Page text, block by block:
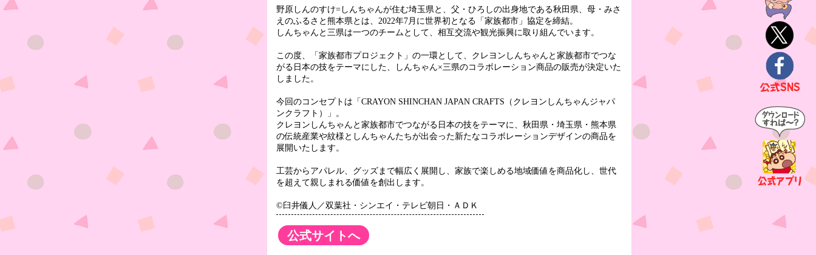
野原しんのすけ=しんちゃんが住む埼玉県と、父・ひろしの出身地である秋田県、母・みさ
えのふるさと熊本県とは、2022年7月に世界初となる「家族都市」協定を締結。
しんちゃんと三県は一つのチームとして、相互交流や観光振興に取り組んでいます。
この度、「家族都市プロジェクト」の一環として、クレヨンしんちゃんと家族都市でつな
がる日本の技をテーマにした、しんちゃん×三県のコラボレーション商品の販売が決定いた
しました。
今回のコンセプトは「CRAYON SHINCHAN JAPAN CRAFTS（クレヨンしんちゃんジャパ
ンクラフト）」。
クレヨンしんちゃんと家族都市でつながる日本の技をテーマに、秋田県・埼玉県・熊本県
の伝統産業や紋様としんちゃんたちが出会った新たなコラボレーションデザインの商品を
展開いたします。
工芸からアパレル、グッズまで幅広く展開し、家族で楽しめる地域価値を商品化し、世代
を超えて親しまれる価値を創出します。
©臼井儀人／双葉社・シンエイ・テレビ朝日・ＡＤＫ
公式サイトへ